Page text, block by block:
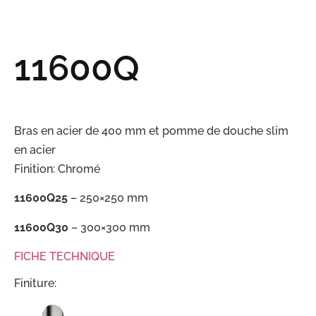
11600Q
Bras en acier de 400 mm et pomme de douche slim
en acier
Finition: Chromé
11600Q25 – 250×250 mm
11600Q30 – 300×300 mm
FICHE TECHNIQUE
Finiture: